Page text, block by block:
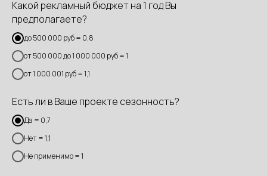
Какой рекламный бюджет на 1 год Вы
предполагаете?
до 500 000 руб = 0,8
от 500 000 до 1 000 000 руб = 1
от 1 000 001 руб = 1,1
Есть ли в Ваше проекте сезонность?
Да = 0,7
Нет = 1,1
Не применимо = 1